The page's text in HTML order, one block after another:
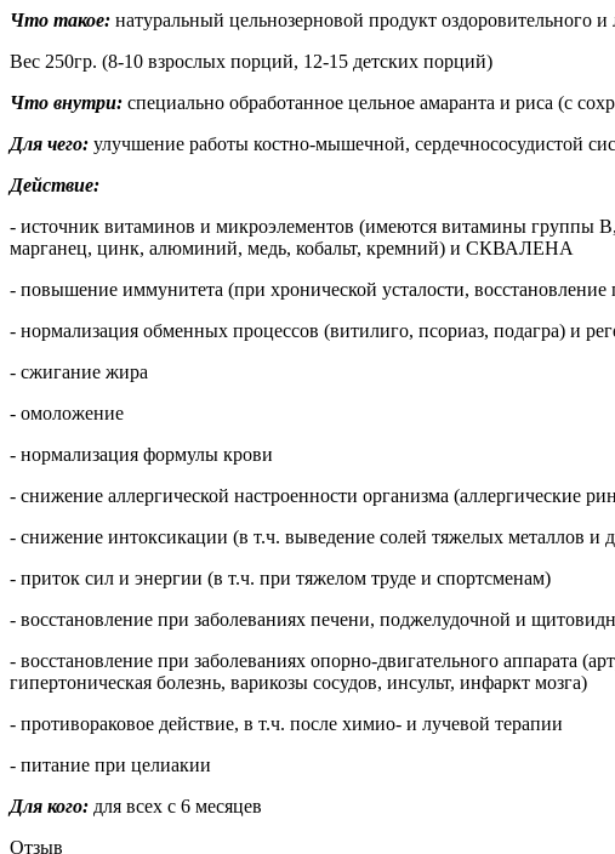
Что такое: натуральный цельнозерновой продукт оздоровительного
Вес 250гр. (8-10 взрослых порций, 12-15 детских порций)
Что внутри: специально обработанное цельное амаранта и риса (с
Для чего: улучшение работы костно-мышечной, сердечнососудистой
Действие:
- источник витаминов и микроэлементов (имеются витамины группы
марганец, цинк, алюминий, медь, кобальт, кремний) и СКВАЛЕНА
- повышение иммунитета (при хронической усталости, восстановление
- нормализация обменных процессов (витилиго, псориаз, подагра) и
- сжигание жира
- омоложение
- нормализация формулы крови
- снижение аллергической настроенности организма (аллергические
- снижение интоксикации (в т.ч. выведение солей тяжелых металлов
- приток сил и энергии (в т.ч. при тяжелом труде и спортсменам)
- восстановление при заболеваниях печени, поджелудочной и
- восстановление при заболеваниях опорно-двигательного аппарата
гипертоническая болезнь, варикозы сосудов, инсульт, инфаркт мозга)
- противораковое действие, в т.ч. после химио- и лучевой терапии
- питание при целиакии
Для кого: для всех с 6 месяцев
Отзыв